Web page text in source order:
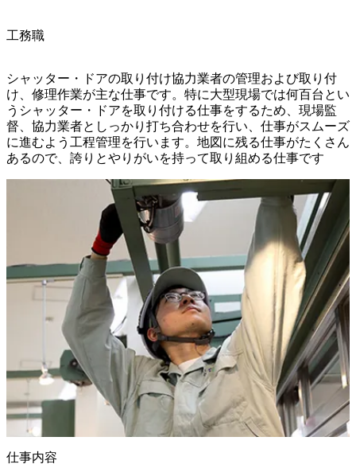
工務職
シャッター・ドアの取り付け協力業者の管理および取り付
け、修理作業が主な仕事です。特に大型現場では何百台とい
うシャッター・ドアを取り付ける仕事をするため、現場監
督、協力業者としっかり打ち合わせを行い、仕事がスムーズ
に進むよう工程管理を行います。地図に残る仕事がたくさん
あるので、誇りとやりがいを持って取り組める仕事です
仕事内容